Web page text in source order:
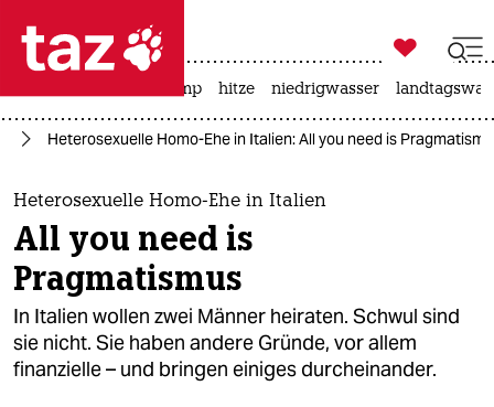
 taz zahl ich
taz zahl ich
themen
politik
öko
gesellschaft

taz zahl ich
usa unter trump hitze niedrigwasser
Heterosexuelle Homo-Ehe in Italien: All you need is
Heterosexuelle Homo-Ehe in Italien
All you need is
Pragmatismus
In Italien wollen zwei Männer heiraten. Schwul sind
sie nicht. Sie haben andere Gründe, vor allem
finanzielle – und bringen einiges durcheinander.